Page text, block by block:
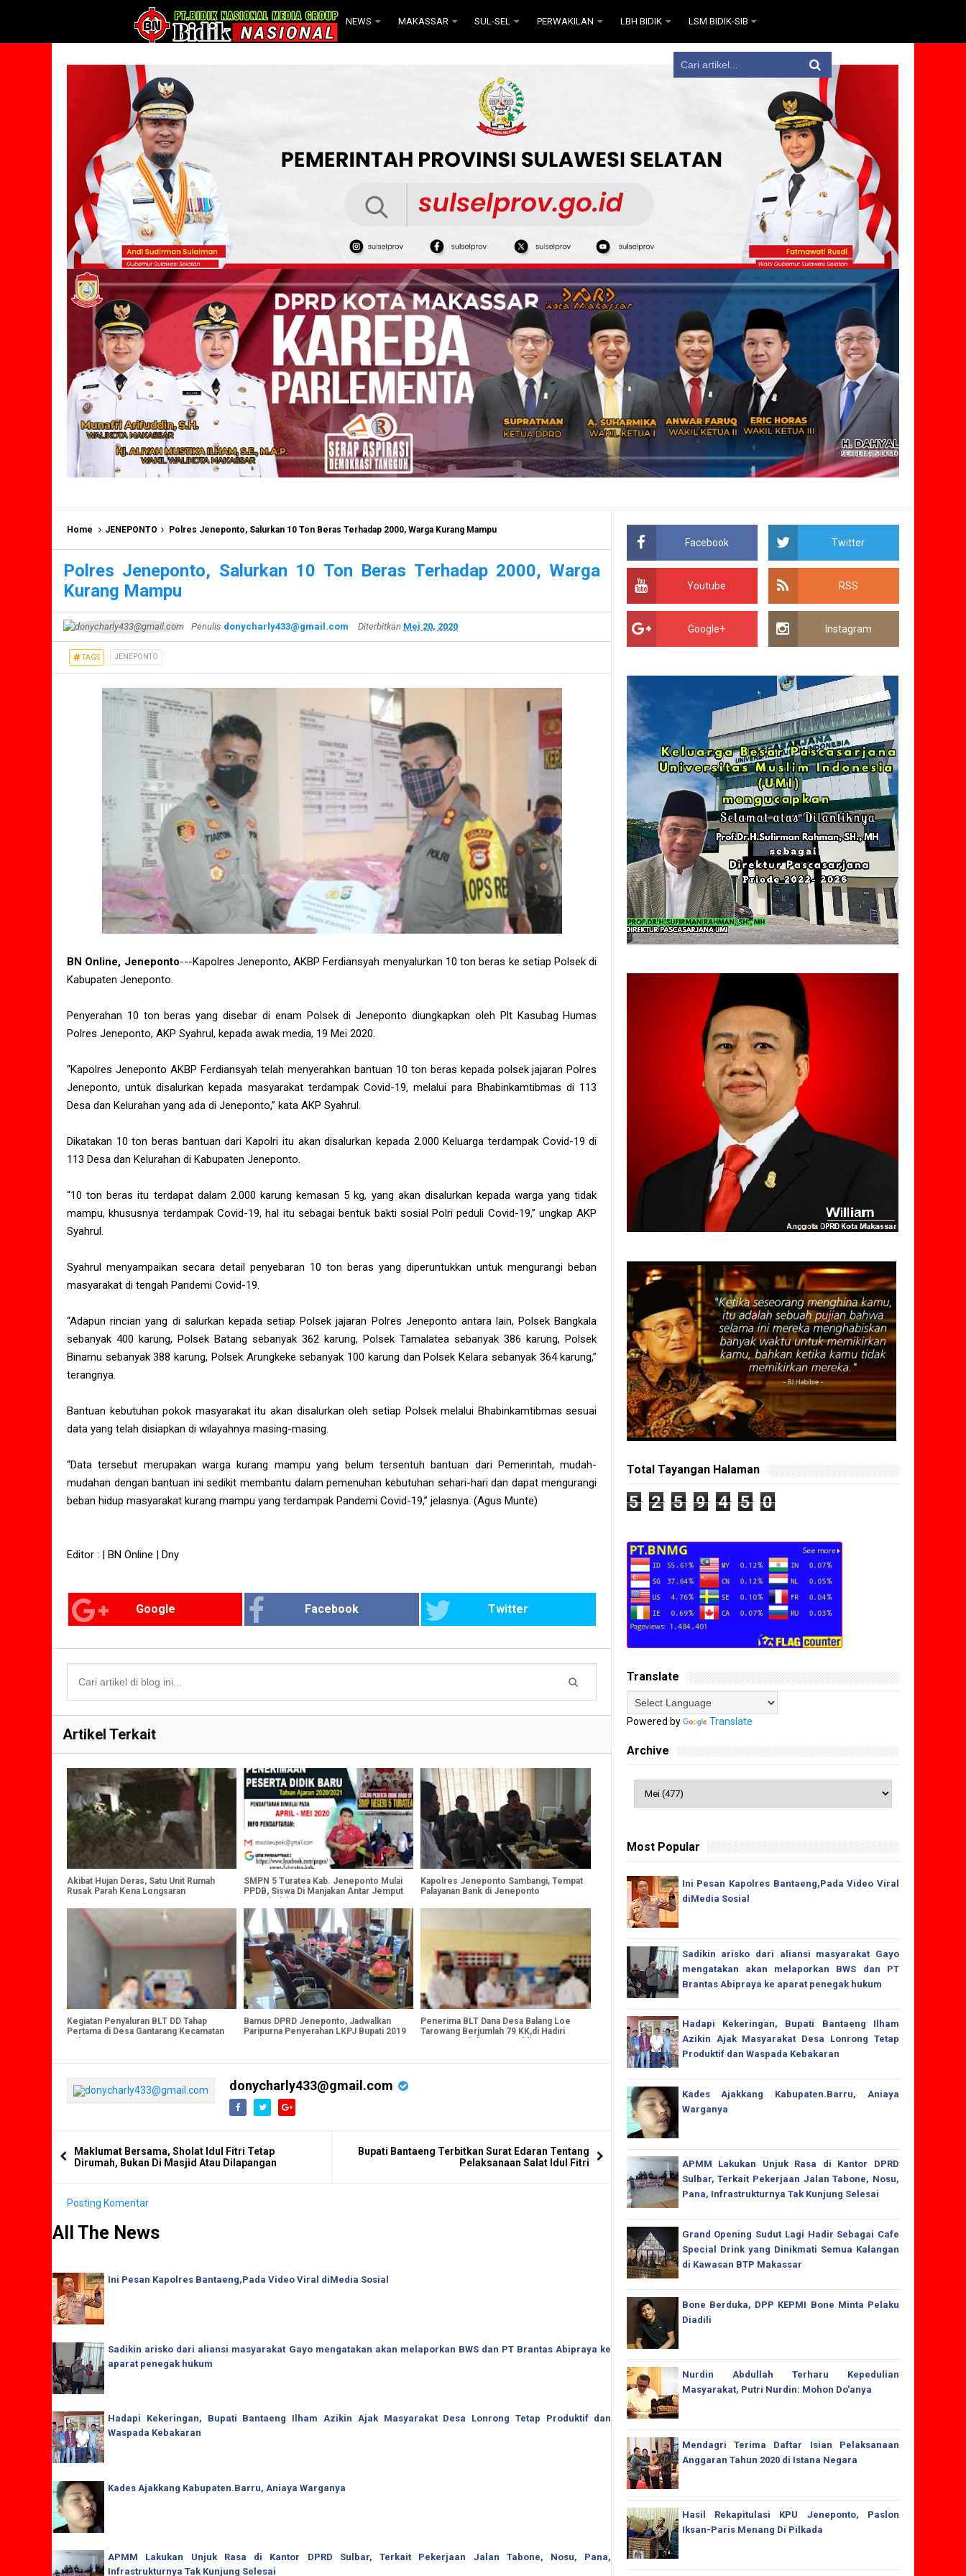
NEWS MAKASSAR SUL-SEL PERWAKILAN LBH BIDIK LSM BIDIK-SIB
Home JENEPONTO Polres Jeneponto, Salurkan 10 Ton Beras Terhadap 2000, Warga Kurang Mampu
Polres Jeneponto, Salurkan 10 Ton Beras Terhadap 2000, Warga
Kurang Mampu
Penulis donycharly433@gmail.com Diterbitkan Mei 20, 2020
TAGS JENEPONTO
BN Online, Jeneponto---Kapolres Jeneponto, AKBP Ferdiansyah menyalurkan 10 ton beras ke setiap Polsek di
Kabupaten Jeneponto.
Penyerahan 10 ton beras yang disebar di enam Polsek di Jeneponto diungkapkan oleh Plt Kasubag Humas
Polres Jeneponto, AKP Syahrul, kepada awak media, 19 Mei 2020.
“Kapolres Jeneponto AKBP Ferdiansyah telah menyerahkan bantuan 10 ton beras kepada polsek jajaran Polres
Jeneponto, untuk disalurkan kepada masyarakat terdampak Covid-19, melalui para Bhabinkamtibmas di 113
Desa dan Kelurahan yang ada di Jeneponto,” kata AKP Syahrul.
Dikatakan 10 ton beras bantuan dari Kapolri itu akan disalurkan kepada 2.000 Keluarga terdampak Covid-19 di
113 Desa dan Kelurahan di Kabupaten Jeneponto.
“10 ton beras itu terdapat dalam 2.000 karung kemasan 5 kg, yang akan disalurkan kepada warga yang tidak
mampu, khususnya terdampak Covid-19, hal itu sebagai bentuk bakti sosial Polri peduli Covid-19,” ungkap AKP
Syahrul.
Syahrul menyampaikan secara detail penyebaran 10 ton beras yang diperuntukkan untuk mengurangi beban
masyarakat di tengah Pandemi Covid-19.
“Adapun rincian yang di salurkan kepada setiap Polsek jajaran Polres Jeneponto antara lain, Polsek Bangkala
sebanyak 400 karung, Polsek Batang sebanyak 362 karung, Polsek Tamalatea sebanyak 386 karung, Polsek
Binamu sebanyak 388 karung, Polsek Arungkeke sebanyak 100 karung dan Polsek Kelara sebanyak 364 karung,”
terangnya.
Bantuan kebutuhan pokok masyarakat itu akan disalurkan oleh setiap Polsek melalui Bhabinkamtibmas sesuai
data yang telah disiapkan di wilayahnya masing-masing.
“Data tersebut merupakan warga kurang mampu yang belum tersentuh bantuan dari Pemerintah, mudah-
mudahan dengan bantuan ini sedikit membantu dalam pemenuhan kebutuhan sehari-hari dan dapat mengurangi
beban hidup masyarakat kurang mampu yang terdampak Pandemi Covid-19,” jelasnya. (Agus Munte)
Editor : | BN Online | Dny
Google Facebook Twitter
Artikel Terkait
Akibat Hujan Deras, Satu Unit Rumah
Rusak Parah Kena Longsaran
SMPN 5 Turatea Kab. Jeneponto Mulai
PPDB, Siswa Di Manjakan Antar Jemput
Kapolres Jeneponto Sambangi, Tempat
Palayanan Bank di Jeneponto
Kegiatan Penyaluran BLT DD Tahap
Pertama di Desa Gantarang Kecamatan
Bamus DPRD Jeneponto, Jadwalkan
Paripurna Penyerahan LKPJ Bupati 2019
Penerima BLT Dana Desa Balang Loe
Tarowang Berjumlah 79 KK,di Hadiri
Tompo
donycharly433@gmail.com
Maklumat Bersama, Sholat Idul Fitri Tetap
Dirumah, Bukan Di Masjid Atau Dilapangan
Bupati Bantaeng Terbitkan Surat Edaran Tentang
Pelaksanaan Salat Idul Fitri
Posting Komentar
All The News
Ini Pesan Kapolres Bantaeng,Pada Video Viral diMedia Sosial
Sadikin arisko dari aliansi masyarakat Gayo mengatakan akan melaporkan BWS dan PT Brantas Abipraya ke
aparat penegak hukum
Hadapi Kekeringan, Bupati Bantaeng Ilham Azikin Ajak Masyarakat Desa Lonrong Tetap Produktif dan
Waspada Kebakaran
Kades Ajakkang Kabupaten.Barru, Aniaya Warganya
APMM Lakukan Unjuk Rasa di Kantor DPRD Sulbar, Terkait Pekerjaan Jalan Tabone, Nosu, Pana,
Infrastrukturnya Tak Kunjung Selesai
Facebook Twitter
Youtube RSS
Google+ Instagram
Total Tayangan Halaman
5 2 5 9 4 5 0
Translate
Powered by Translate
Archive
Most Popular
Ini Pesan Kapolres Bantaeng,Pada Video Viral
diMedia Sosial
Sadikin arisko dari aliansi masyarakat Gayo
mengatakan akan melaporkan BWS dan PT
Brantas Abipraya ke aparat penegak hukum
Hadapi Kekeringan, Bupati Bantaeng Ilham
Azikin Ajak Masyarakat Desa Lonrong Tetap
Produktif dan Waspada Kebakaran
Kades Ajakkang Kabupaten.Barru, Aniaya
Warganya
APMM Lakukan Unjuk Rasa di Kantor DPRD
Sulbar, Terkait Pekerjaan Jalan Tabone, Nosu,
Pana, Infrastrukturnya Tak Kunjung Selesai
Grand Opening Sudut Lagi Hadir Sebagai Cafe
Special Drink yang Dinikmati Semua Kalangan
di Kawasan BTP Makassar
Bone Berduka, DPP KEPMI Bone Minta Pelaku
Diadili
Nurdin Abdullah Terharu Kepedulian
Masyarakat, Putri Nurdin: Mohon Do'anya
Mendagri Terima Daftar Isian Pelaksanaan
Anggaran Tahun 2020 di Istana Negara
Hasil Rekapitulasi KPU Jeneponto, Paslon
Iksan-Paris Menang Di Pilkada